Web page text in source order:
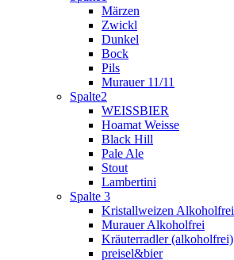
Märzen
Zwickl
Dunkel
Bock
Pils
Murauer 11/11
Spalte2
WEISSBIER
Hoamat Weisse
Black Hill
Pale Ale
Stout
Lambertini
Spalte 3
Kristallweizen Alkoholfrei
Murauer Alkoholfrei
Kräuterradler (alkoholfrei)
preisel&bier